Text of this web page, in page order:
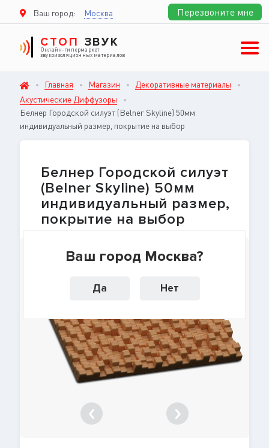
Ваш город: Москва
Ваш город Москва?
Да Нет
СТОП ЗВУК
Онлайн-гипермаркет
звукоизоляционных материалов
Перезвоните мне
Главная Магазин
Декоративные материалы
Акустические Диффузоры
Белнер Городской силуэт (Belner Skyline) 50мм
индивидуальный размер, покрытие на выбор
Белнер Городской силуэт
(Belner Skyline) 50мм
индивидуальный размер,
покрытие на выбор